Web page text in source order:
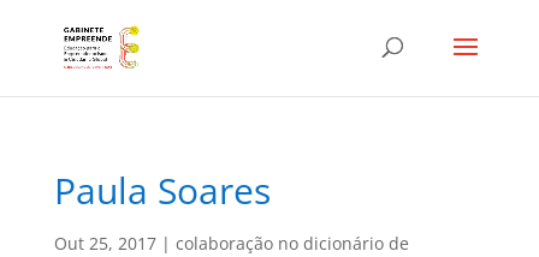
Paula Soares
Out 25, 2017| colaboração no dicionário de